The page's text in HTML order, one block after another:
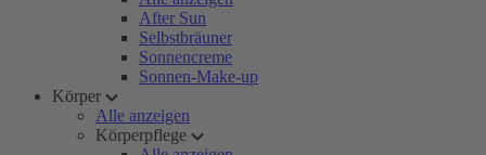
After Sun
Selbstbräuner
Sonnencreme
Sonnen-Make-up
Körper
Alle anzeigen
Körperpflege